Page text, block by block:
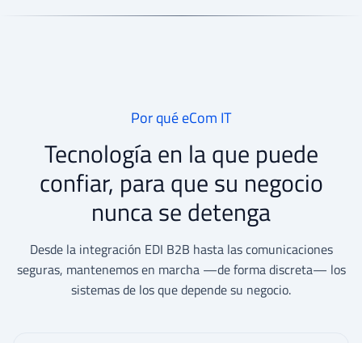
Por qué eCom IT
Tecnología en la que puede
confiar, para que su negocio
nunca se detenga
Desde la integración EDI B2B hasta las comunicaciones
seguras, mantenemos en marcha —de forma discreta— los
sistemas de los que depende su negocio.